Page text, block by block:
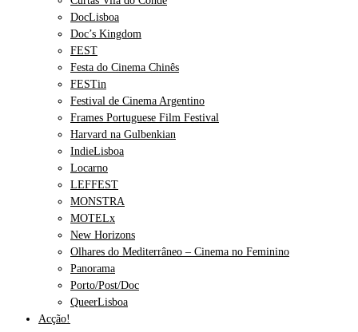
DocLisboa
Doc’s Kingdom
FEST
Festa do Cinema Chinês
FESTin
Festival de Cinema Argentino
Frames Portuguese Film Festival
Harvard na Gulbenkian
IndieLisboa
Locarno
LEFFEST
MONSTRA
MOTELx
New Horizons
Olhares do Mediterrâneo – Cinema no Feminino
Panorama
Porto/Post/Doc
QueerLisboa
Acção!